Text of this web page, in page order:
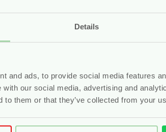
Details
and ads, to provide social media features
our social media, advertising and
to them or that they’ve collected from your
ml –